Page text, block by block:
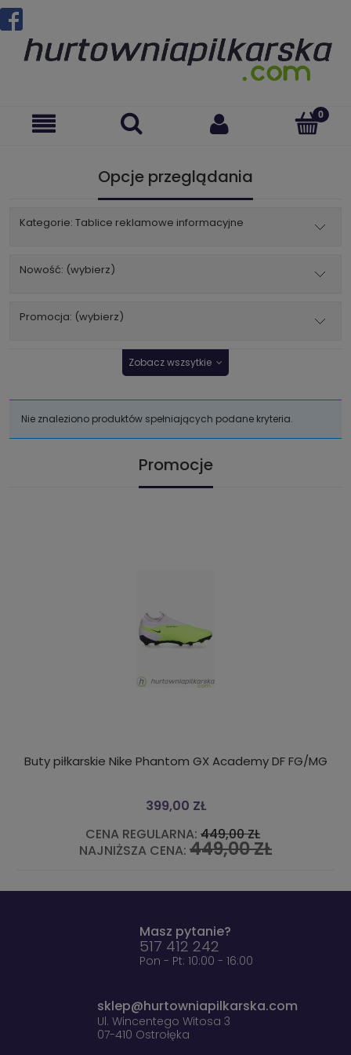
Opcje przeglądania
Kategorie: Tablice reklamowe informacyjne
Nowość: (wybierz)
Promocja: (wybierz)
Zobacz wszsytkie
Nie znaleziono produktów spełniających podane kryteria.
Promocje
Phantom GX Academy DF FG/MG
449,00 ZŁ
449,00 ZŁ
KOŁO DMUCHANE
Masz pytanie?
517 412 242
Pon - Pt: 10:00 - 16:00
sklep@hurtowniapilkarska.com
Ul. Wincentego Witosa 3
07-410 Ostrołęka